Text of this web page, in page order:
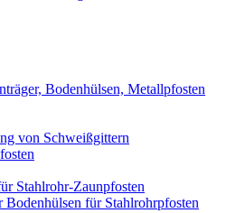
Bodenhülsen, Metallpfosten
von Schweißgittern
Stahlrohr-Zaunpfosten
für Stahlrohrpfosten